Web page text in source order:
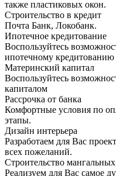
также пластиковых окон.
Строительство в кредит
Почта Банк, Локобанк.
Ипотечное кредитование
Воспользуйтесь
ипотечному
Материнский капитал
Воспользуйтесь
капиталом
Рассрочка от банка
Комфортные условия по
этапы.
Дизайн интерьера
Разработаем для Вас
всех пожеланий.
Строительство
Реализуем для Вас самое